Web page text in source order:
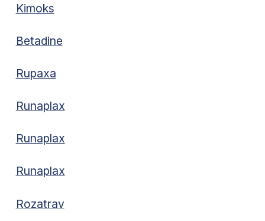
Kimoks
Betadine
Rupaxa
Runaplax
Runaplax
Runaplax
Rozatrav